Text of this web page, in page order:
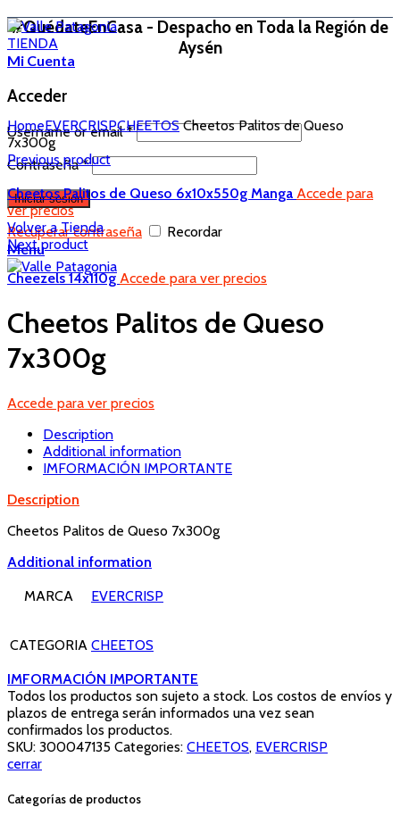
#QuédateEnCasa - Despacho en Toda la Región de
Aysén
TIENDA
Mi Cuenta
Acceder
Username or email*
Contraseña*
Iniciar sesión
Recuperar contraseña
Recordar
Menu
HomeEVERCRISPCHEETOSCheetos Palitos de Queso
7x300g
Previous product
Cheetos Palitos de Queso 6x10x550g Manga Accede para
ver precios
Volver a Tienda
Next product
Cheezels 14x110g Accede para ver precios
Cheetos Palitos de Queso
7x300g
Accede para ver precios
Description
Additional information
IMFORMACIÓN IMPORTANTE
Description
Cheetos Palitos de Queso 7x300g
Additional information
MARCA
EVERCRISP
CATEGORIA CHEETOS
IMFORMACIÓN IMPORTANTE
Todos los productos son sujeto a stock. Los costos de envíos y
plazos de entrega serán informados una vez sean
confirmados los productos.
SKU: 300047135 Categories: CHEETOS, EVERCRISP
cerrar
Categorías de productos